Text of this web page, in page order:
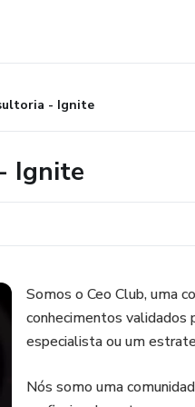
- Ignite
Ignite
Somos o Ceo Club, uma
conhecimentos validados
especialista ou um
Nós somo uma